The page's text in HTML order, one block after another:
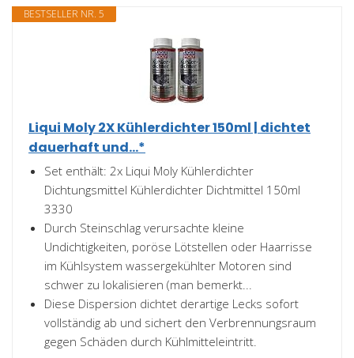
BESTSELLER NR. 5
Liqui Moly 2X Kühlerdichter 150ml | dichtet
dauerhaft und...*
Set enthält: 2x Liqui Moly Kühlerdichter
Dichtungsmittel Kühlerdichter Dichtmittel 150ml
3330
Durch Steinschlag verursachte kleine
Undichtigkeiten, poröse Lötstellen oder Haarrisse
im Kühlsystem wassergekühlter Motoren sind
schwer zu lokalisieren (man bemerkt...
Diese Dispersion dichtet derartige Lecks sofort
vollständig ab und sichert den Verbrennungsraum
gegen Schäden durch Kühlmitteleintritt.